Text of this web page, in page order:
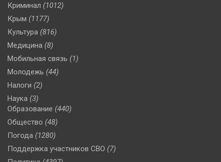
Криминал (1012)
Крым (1177)
Культура (816)
Медицина (8)
Мобильная связь (1)
Молодежь (44)
Налоги (2)
Наука (3)
Образование (440)
Общество (48)
Погода (1280)
Поддержка участников СВО (7)